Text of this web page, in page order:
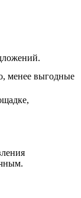
менее выгодные